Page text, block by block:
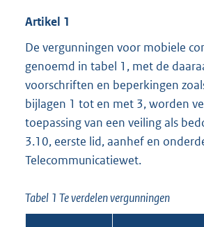
Artikel 1
De vergunningen voor mobiele
genoemd in tabel 1, met de
voorschriften en beperkingen
bijlagen 1 tot en met 3, worden
toepassing van een veiling als
3.10, eerste lid, aanhef en
Telecommunicatiewet.
Tabel 1 Te verdelen vergunningen